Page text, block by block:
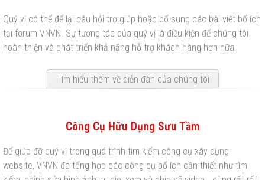
Quý vị có thể để lại câu hỏi trợ giúp hoặc bổ sung các bài viết bổ ích
tại forum VNVN. Sự tương tác của quý vị là điều kiện để chúng tôi
hoàn thiện và phát triển khả năng hỗ trợ khách hàng hơn nữa.
Tìm hiểu thêm về diễn đàn của chúng tôi
Công Cụ Hữu Dụng Sưu Tầm
Để giúp đỡ quý vị trong quá trình tìm kiếm công cụ xây dựng
website, VNVN đã tổng hợp các công cụ bổ ích cần thiết như tìm